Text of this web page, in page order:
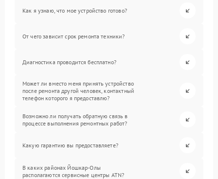
Как я узнаю, что мое устройство готово?
От чего зависит срок ремонта техники?
Диагностика проводится бесплатно?
Может ли вместо меня принять устройство
после ремонта другой человек, контактный
телефон которого я предоставлю?
Возможно ли получать обратную связь в
процессе выполнения ремонтных работ?
Какую гарантию вы предоставляете?
В каких районах Йошкар-Олы
располагаются сервисные центры ATN?